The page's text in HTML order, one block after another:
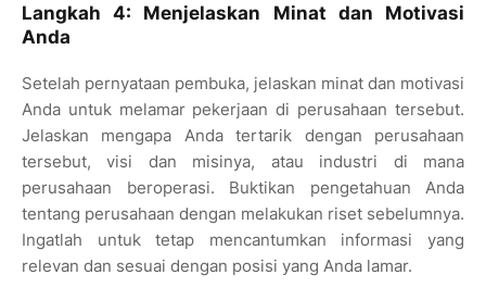
Langkah 4: Menjelaskan Minat dan Motivasi
Anda
Setelah pernyataan pembuka, jelaskan minat dan motivasi
Anda untuk melamar pekerjaan di perusahaan tersebut.
Jelaskan mengapa Anda tertarik dengan perusahaan
tersebut, visi dan misinya, atau industri di mana
perusahaan beroperasi. Buktikan pengetahuan Anda
tentang perusahaan dengan melakukan riset sebelumnya.
Ingatlah untuk tetap mencantumkan informasi yang
relevan dan sesuai dengan posisi yang Anda lamar.